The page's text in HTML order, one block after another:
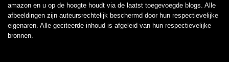
amazon en u op de hoogte houdt via de laatst toegevoegde blogs. Alle
afbeeldingen zijn auteursrechtelijk beschermd door hun respectievelijke
eigenaren. Alle geciteerde inhoud is afgeleid van hun respectievelijke
bronnen.